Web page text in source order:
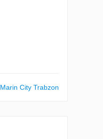
Marin City Trabzon